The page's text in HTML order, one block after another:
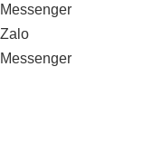
Messenger
Zalo
Messenger